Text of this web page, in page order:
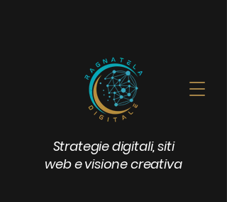
Strategie digitali, siti
web e visione creativa